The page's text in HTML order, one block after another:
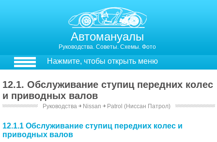
Автомануалы
Руководства. Советы. Схемы. Фото
Нажмите, чтобы открыть меню
12.1. Обслуживание ступиц передних колес
и приводных валов
Руководства ￫ Nissan ￫ Patrol (Ниссан Патрол)
12.1.1 Обслуживание ступиц передних колес и
приводных валов